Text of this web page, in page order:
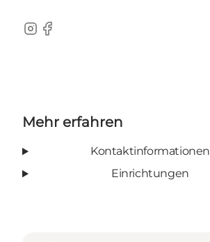
Instagram
Facebook
Mehr erfahren
Kontaktinformationen
Einrichtungen